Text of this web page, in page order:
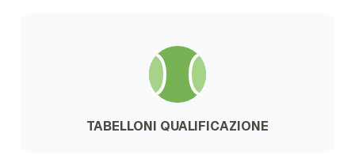
TABELLONI QUALIFICAZIONE